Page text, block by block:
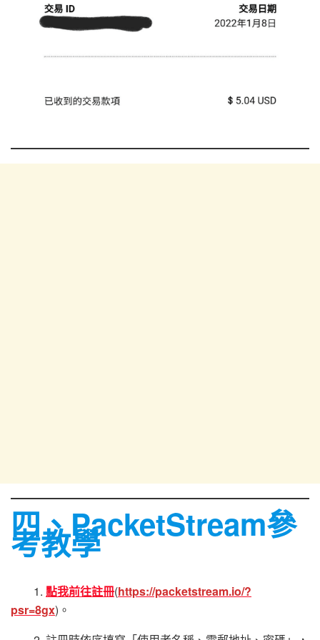
四、PacketStream參
考教學
1. 點我前往註冊(https://packetstream.io/?
psr=8gx)。